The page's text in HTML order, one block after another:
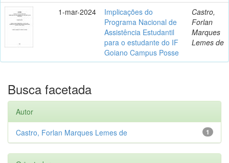
1-mar-2024
Implicações do
Programa Nacional de
Assistência Estudantil
para o estudante do IF
Goiano Campus Posse
Castro,
Forlan
Marques
Lemes de
Busca facetada
Autor
1
Castro, Forlan Marques Lemes de